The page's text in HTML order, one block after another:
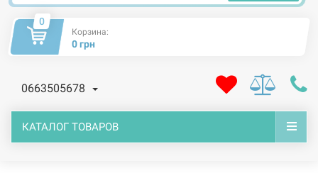
0
Корзина:
0 грн
0663505678
КАТАЛОГ ТОВАРОВ